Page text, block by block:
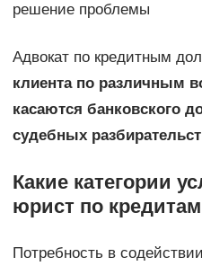
решение проблемы
Адвокат по кредитным
клиента по различным
касаются банковского
судебных
Какие категории
юрист по кредитам
Потребность в